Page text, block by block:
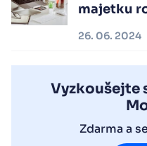
majetku
26. 06. 2024
Vyzkoušejte
Zdarma a